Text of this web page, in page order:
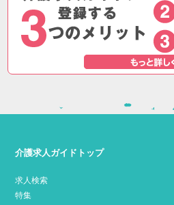
介護求人ガイドトップ
求人検索
特集